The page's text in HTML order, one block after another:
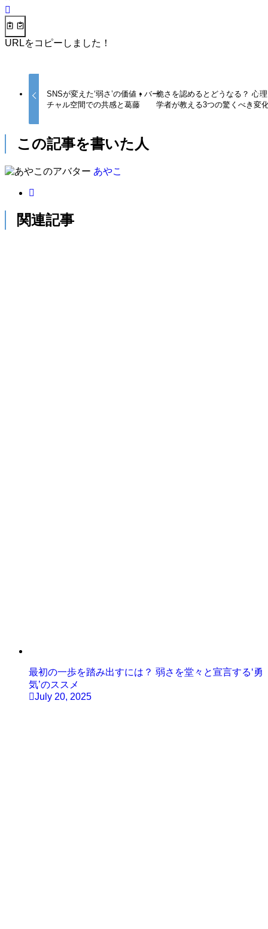
URLをコピーしました！
SNSが変えた‘弱さ’の価値：バー
チャル空間での共感と葛藤
脆さを認めるとどうなる？ 心理
学者が教える3つの驚くべき変
この記事を書いた人
あやこ
関連記事
最初の一歩を踏み出すには？ 弱さを堂々と宣言する‘勇
気’のススメ
July 20, 2025